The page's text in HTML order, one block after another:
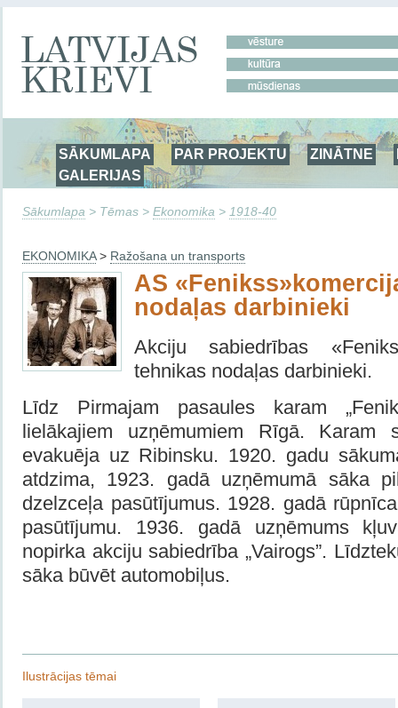
SĀKUMLAPA PAR PROJEKTU ZINĀTNE
GALERIJAS
Sākumlapa > Tēmas > Ekonomika > 1918-40
EKONOMIKA> Ražošana un transports
AS
nodaļas darbinieki
Akciju sabiedrības
tehnikas nodaļas darbinieki.
Līdz Pirmajam pasaules karam
lielākajiem uzņēmumiem Rīgā. Karam
evakuēja uz Ribinsku. 1920. gadu
atdzima, 1923. gadā uzņēmumā sāka
dzelzceļa pasūtījumus. 1928. gadā
pasūtījumu. 1936. gadā uzņēmums
nopirka akciju sabiedrība „Vairogs”.
sāka būvēt automobiļus.
Ilustrācijas tēmai